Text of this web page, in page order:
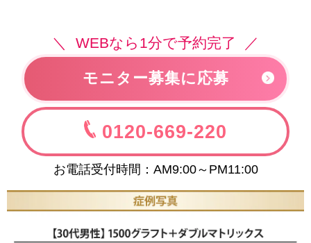
WEBなら1分で予約完了
モニター募集に応募
0120-669-220
お電話受付時間：AM9:00～PM11:00